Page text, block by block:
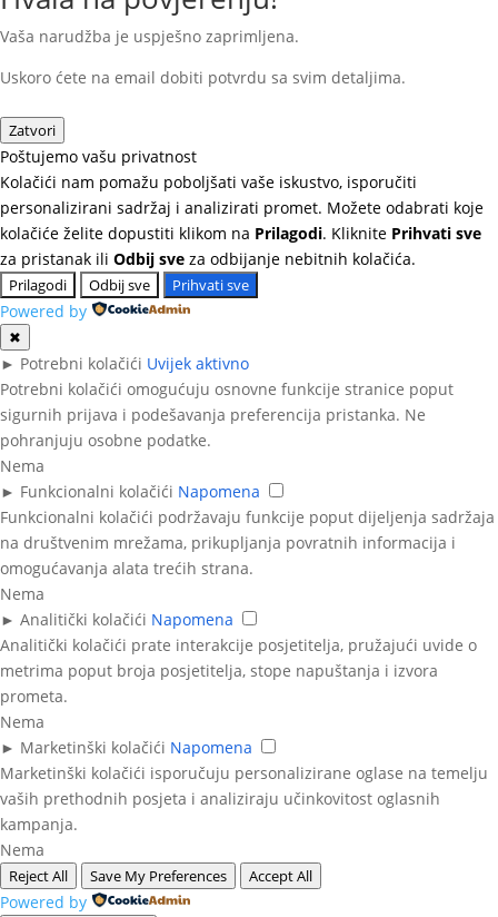
Vaša narudžba je uspješno zaprimljena.
Uskoro ćete na email dobiti potvrdu sa svim detaljima.
Zatvori
Poštujemo vašu privatnost
Kolačići nam pomažu poboljšati vaše iskustvo, isporučiti
personalizirani sadržaj i analizirati promet. Možete odabrati koje
kolačiće želite dopustiti klikom na Prilagodi. Kliknite Prihvati sve
za pristanak ili Odbij sve za odbijanje nebitnih kolačića.
Prilagodi Odbij sve Prihvati sve
Powered by
✖
► Potrebni kolačići Uvijek aktivno
Potrebni kolačići omogućuju osnovne funkcije stranice poput
sigurnih prijava i podešavanja preferencija pristanka. Ne
pohranjuju osobne podatke.
Nema
► Funkcionalni kolačići Napomena
Funkcionalni kolačići podržavaju funkcije poput dijeljenja sadržaja
na društvenim mrežama, prikupljanja povratnih informacija i
omogućavanja alata trećih strana.
Nema
► Analitički kolačići Napomena
Analitički kolačići prate interakcije posjetitelja, pružajući uvide o
metrima poput broja posjetitelja, stope napuštanja i izvora
prometa.
Nema
► Marketinški kolačići Napomena
Marketinški kolačići isporučuju personalizirane oglase na temelju
vaših prethodnih posjeta i analiziraju učinkovitost oglasnih
kampanja.
Nema
Reject All Save My Preferences Accept All
Powered by